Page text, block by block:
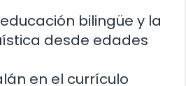
bilingüe y la
desde edades
en el currículo